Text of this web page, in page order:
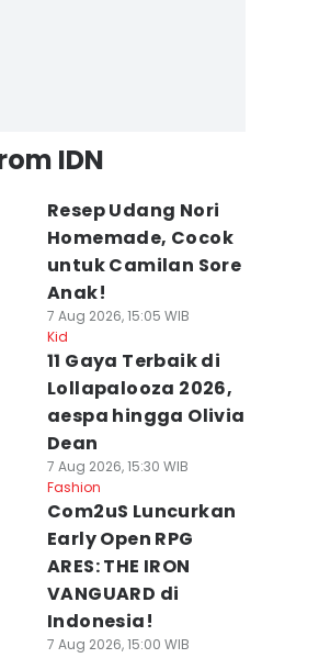
IDN
Resep Udang Nori
Homemade, Cocok
untuk Camilan Sore
Anak!
7 Aug 2026, 15:05 WIB
Kid
11 Gaya Terbaik di
Lollapalooza 2026,
aespa hingga Olivia
Dean
7 Aug 2026, 15:30 WIB
Fashion
Com2uS Luncurkan
Early Open RPG
ARES: THE IRON
VANGUARD di
Indonesia!
7 Aug 2026, 15:00 WIB